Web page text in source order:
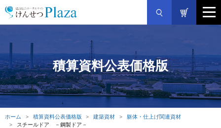
積算資料公表価格版
ホーム 積算資料公表価格版 建築資材
躯体・仕上げ関連資材
スチールドア －鋼製ドア－